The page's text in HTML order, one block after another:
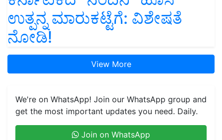
ಉತ್ಪನ್ನ ಮಾರುಕಟ್ಟೆಗೆ: ವಿಶೇಷತೆ
ನೋಡಿ!
View More
We're on WhatsApp! Join our WhatsApp group and
get the most important updates you need. Daily.
Join on WhatsApp